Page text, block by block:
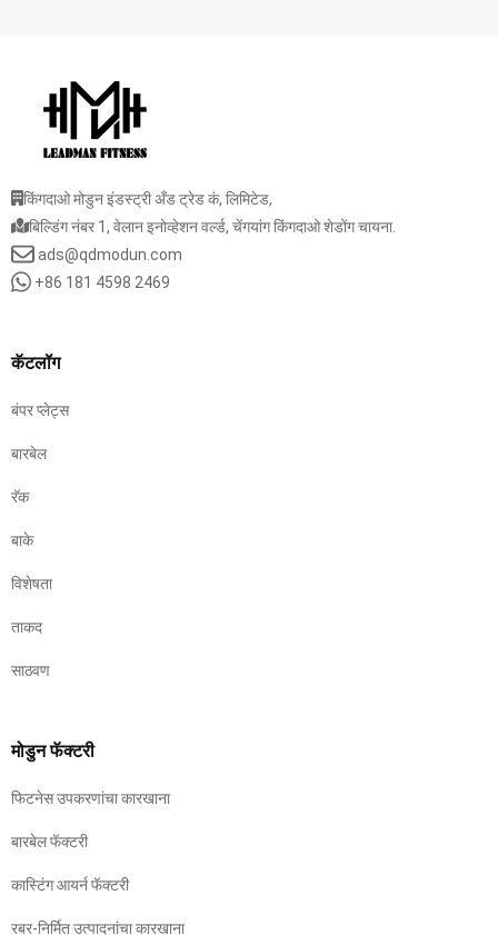
किंगदाओ मोडुन इंडस्ट्री अँड ट्रेड कं, लिमिटेड,
बिल्डिंग नंबर 1, वेलान इनोव्हेशन वर्ल्ड, चेंगयांग किंगदाओ शेडोंग चायना.
ads@qdmodun.com
+86 181 4598 2469
कॅटलॉग
बंपर प्लेट्स
बारबेल
रॅक
बाके
विशेषता
ताकद
साठवण
मोडुन फॅक्टरी
फिटनेस उपकरणांचा कारखाना
बारबेल फॅक्टरी
कास्टिंग आयर्न फॅक्टरी
रबर-निर्मित उत्पादनांचा कारखाना